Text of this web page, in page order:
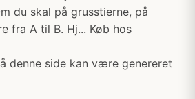
du skal på grusstierne, på
fra A til B. Hj... Køb hos
denne side kan være genereret